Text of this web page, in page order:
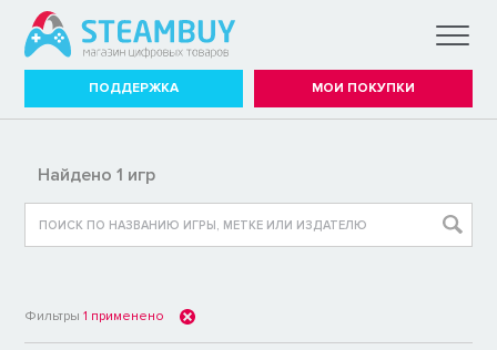
ПОДДЕРЖКА МОИ ПОКУПКИ
Найдено 1 игр
Фильтры1 применено